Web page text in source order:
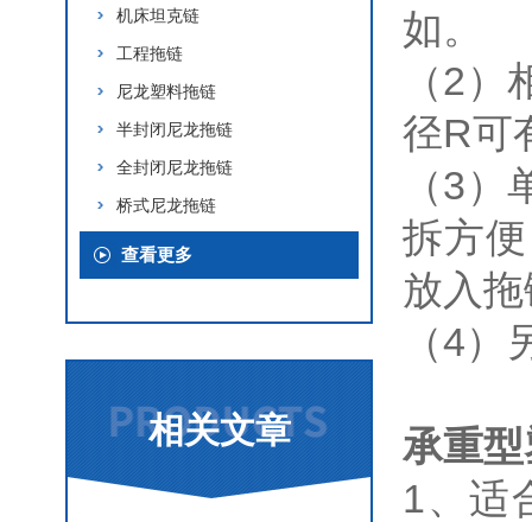
机床坦克链
工程拖链
尼龙塑料拖链
半封闭尼龙拖链
全封闭尼龙拖链
桥式尼龙拖链
查看更多
相关文章
如。
（2
径R可
（3
拆方
放入
（4
承重
1、适